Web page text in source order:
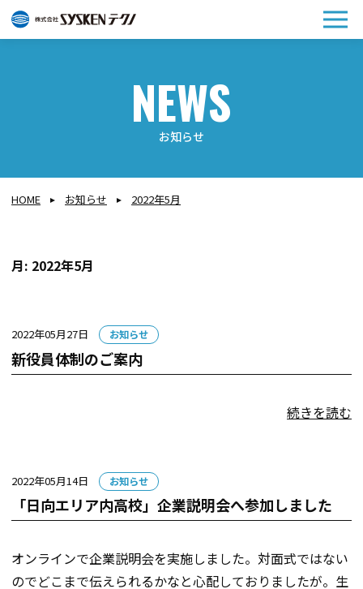
メ
お知らせ
HOME お知らせ 2022年5月
月: 2022年5月
2022年05月27日
カ
テ
ゴ
お知らせ
新役員体制のご案内
続きを読む
2022年05月14日
カ
テ
ゴ
お知らせ
「日向エリア内高校」企業説明会へ参加しました
オンラインで企業説明会を実施しました。対面式ではない
のでどこまで伝えられるかなと心配しておりましたが。生